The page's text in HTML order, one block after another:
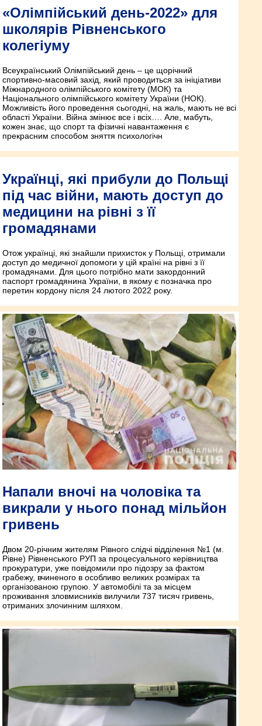
«Олімпійський день-2022» для
школярів Рівненського
колегіуму
Всеукраїнський Олімпійський день – це щорічний
спортивно-масовий захід, який проводиться за ініціативи
Міжнародного олімпійського комітету (МОК) та
Національного олімпійського комітету України (НОК).
Можливість його проведення сьогодні, на жаль, мають не всі
області України. Війна змінює все і всіх…. Але, мабуть,
кожен знає, що спорт та фізичні навантаження є
прекрасним способом зняття психологічн
Українці, які прибули до Польщі
під час війни, мають доступ до
медицини на рівні з її
громадянами
Отож українці, які знайшли прихисток у Польщі, отримали
доступ до медичної допомоги у цій країні на рівні з її
громадянами. Для цього потрібно мати закордонний
паспорт громадянина України, в якому є позначка про
перетин кордону після 24 лютого 2022 року.
Напали вночі на чоловіка та
викрали у нього понад мільйон
гривень
Двом 20-річним жителям Рівного слідчі відділення №1 (м.
Рівне) Рівненського РУП за процесуального керівництва
прокуратури, уже повідомили про підозру за фактом
грабежу, вчиненого в особливо великих розмірах та
організованою групою. У автомобілі та за місцем
проживання зловмисників вилучили 737 тисяч гривень,
отриманих злочинним шляхом.